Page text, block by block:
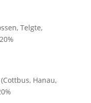
Telgte,
Hanau,